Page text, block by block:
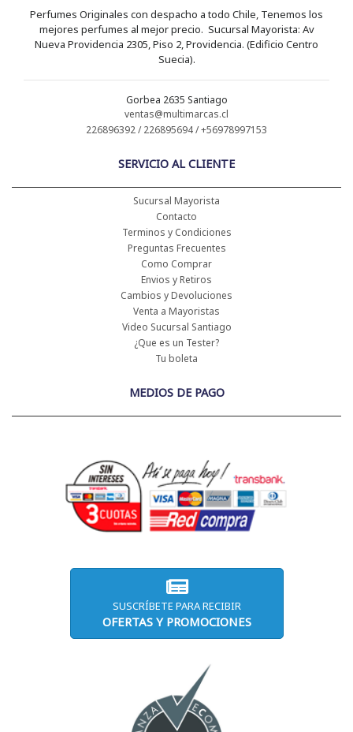
Perfumes Originales con despacho a todo Chile, Tenemos los
mejores perfumes al mejor precio. Sucursal Mayorista: Av
Nueva Providencia 2305, Piso 2, Providencia. (Edificio Centro
Suecia).
Gorbea 2635 Santiago
ventas@multimarcas.cl
226896392 / 226895694 / +56978997153
SERVICIO AL CLIENTE
Sucursal Mayorista
Contacto
Terminos y Condiciones
Preguntas Frecuentes
Como Comprar
Envios y Retiros
Cambios y Devoluciones
Venta a Mayoristas
Video Sucursal Santiago
¿Que es un Tester?
Tu boleta
MEDIOS DE PAGO
SUSCRÍBETE PARA RECIBIR
OFERTAS Y PROMOCIONES